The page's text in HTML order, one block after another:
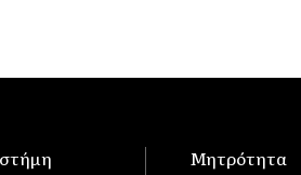
Μητρότητα